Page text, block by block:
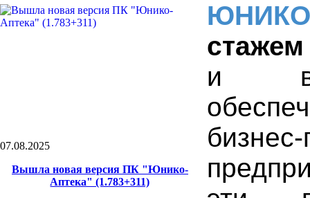
07.08.2025
Вышла новая версия ПК "Юнико-
Аптека" (1.783+311)
ЮНИКО
стажем
и